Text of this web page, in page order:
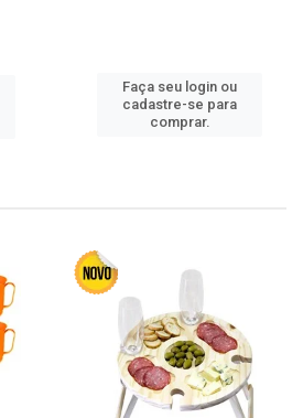
Faça seu login ou
cadastre-se para
comprar.